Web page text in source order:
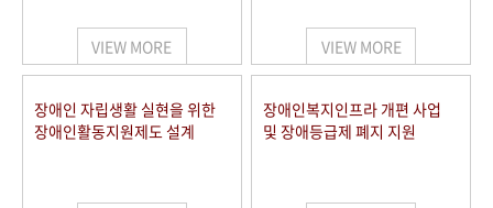
VIEW MORE VIEW MORE
장애인 자립생활 실현을 위한
장애인활동지원제도 설계
장애인복지인프라 개편 사업
및 장애등급제 폐지 지원